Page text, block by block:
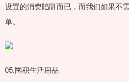
设置的消费陷阱而已，而我们如果不
单。
05.囤积生活用品